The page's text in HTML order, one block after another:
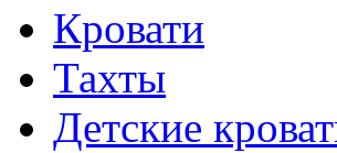
Кровати
Тахты
Детские